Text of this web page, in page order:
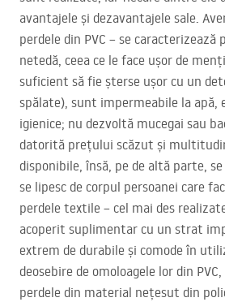
avantajele și dezavantajele sale.
perdele din PVC – se
netedă, ceea ce le face ușor de
suficient să fie șterse ușor cu un
spălate), sunt impermeabile la apă,
igienice; nu dezvoltă mucegai sau
datorită prețului scăzut și
disponibile, însă, pe de altă parte,
se lipesc de corpul persoanei care
perdele textile – cel mai des
acoperit suplimentar cu un strat
extrem de durabile și comode în
deosebire de omoloagele lor din PVC
perdele din material nețesut din